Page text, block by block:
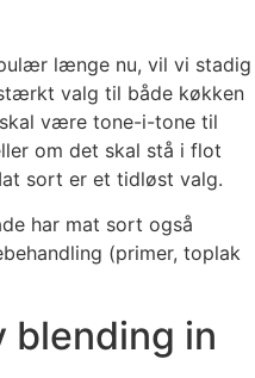
længe nu, vil vi stadig
valg til både køkken
være tone-i-tone til
om det skal stå i flot
sort er et tidløst valg.
har mat sort også
(primer, toplak
blending in